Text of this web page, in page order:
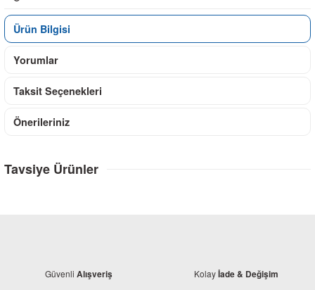
Ürün Bilgisi
Yorumlar
Taksit Seçenekleri
Önerileriniz
Tavsiye Ürünler
Güvenli Alışveriş Kolayİade & Değişim